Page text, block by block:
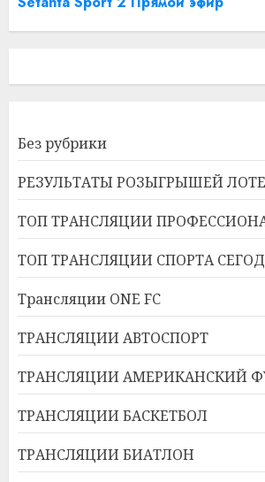
Без рубрики
РЕЗУЛЬТАТЫ РОЗЫГРЫШЕЙ
ТОП ТРАНСЛЯЦИИ
ТОП ТРАНСЛЯЦИИ СПОРТА
Трансляции ONE FC
ТРАНСЛЯЦИИ АВТОСПОРТ
ТРАНСЛЯЦИИ АМЕРИКАНСКИЙ
ТРАНСЛЯЦИИ БАСКЕТБОЛ
ТРАНСЛЯЦИИ БИАТЛОН